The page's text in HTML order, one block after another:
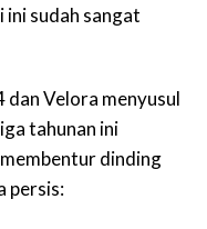
ini sudah sangat
Velora menyusul
tahunan ini
dinding
persis: